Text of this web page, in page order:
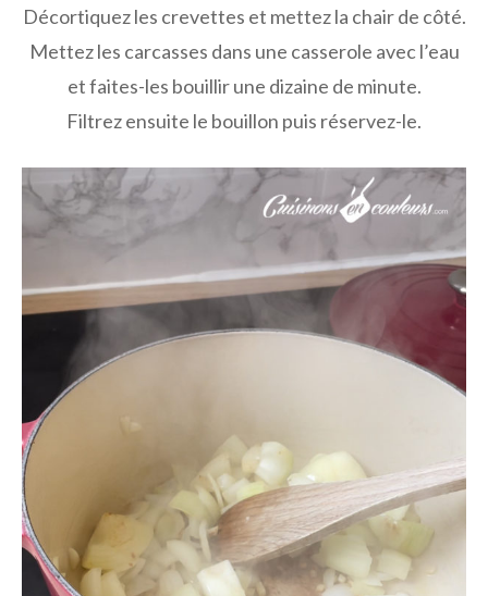
Décortiquez les crevettes et mettez la chair de côté.
Mettez les carcasses dans une casserole avec l’eau
et faites-les bouillir une dizaine de minute.
Filtrez ensuite le bouillon puis réservez-le.